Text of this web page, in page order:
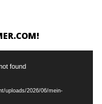
found
uploads/2026/06/mein-